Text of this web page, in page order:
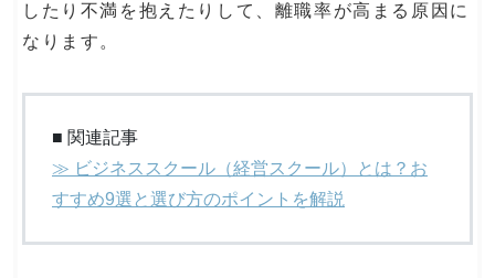
したり不満を抱えたりして、離職率が高まる原因に
なります。
■ 関連記事
≫ ビジネススクール（経営スクール）とは？お
すすめ9選と選び方のポイントを解説